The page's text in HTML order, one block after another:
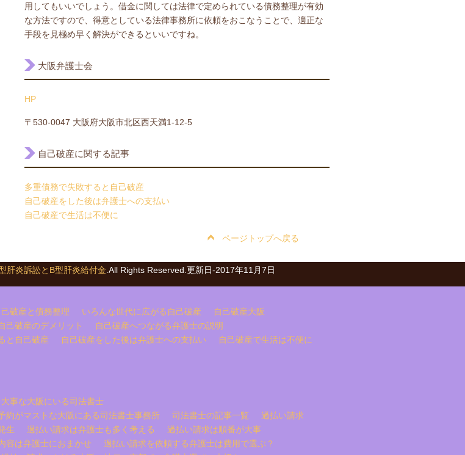
用してもいいでしょう。借金に関しては法律で定められている債務整理が有効
な方法ですので、得意としている法律事務所に依頼をおこなうことで、適正な
手段を見極め早く解決ができるといいですね。
大阪弁護士会
HP
〒530-0047 大阪府大阪市北区西天満1-12-5
自己破産に関する記事
多重債務で失敗すると自己破産
自己破産をした後は弁護士への支払い
自己破産で生活は不便に
ページトップへ戻る
肝炎訴訟とB型肝炎給付金 .All Rights Reserved.更新日-2017年11月7日
己破産と債務整理 いろんな世代に広がる自己破産
自己破産大阪
己破産のデメリット
自己破産へつながる弁護士の説明
と自己破産 自己破産をした後は弁護士への支払い
自己破産で生活は不便に
事な大阪にいる司法書士
約がマストな大阪にある司法書士事務所 司法書士の記事一覧
過払い請求
生 過払い請求は弁護士も多く考える
過払い請求は順番が大事
容は弁護士におまかせ
過払い請求を依頼する弁護士は費用で選ぶ？